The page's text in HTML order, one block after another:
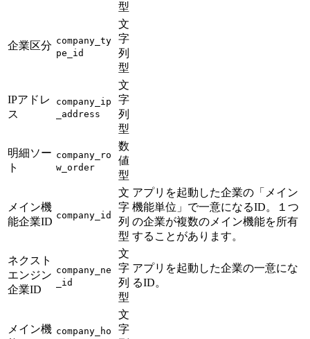
型
企業区分 company_ty
pe_id
文
字
列
型
IPアドレ
ス
company_ip
_address
文
字
列
型
明細ソー
ト
company_ro
w_order
数
値
型
メイン機
能企業ID
company_id
文
字
列
型
アプリを起動した企業の「メイン
機能単位」で一意になるID。１つ
の企業が複数のメイン機能を所有
することがあります。
ネクスト
エンジン
企業ID
company_ne
_id
文
字
列
型
アプリを起動した企業の一意にな
るID。
メイン機 company_ho
文
字